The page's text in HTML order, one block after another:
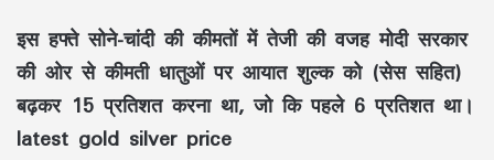
इस हफ्ते सोने-चांदी की कीमतों में तेजी की वजह मोदी सरकार
की ओर से कीमती धातुओं पर आयात शुल्क को (सेस सहित)
बढ़कर 15 प्रतिशत करना था, जो कि पहले 6 प्रतिशत था।
latest gold silver price